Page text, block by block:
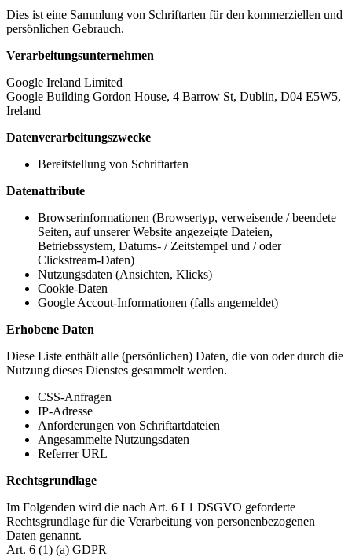
Dies ist eine Sammlung von Schriftarten für den kommerziellen und
persönlichen Gebrauch.
Verarbeitungsunternehmen
Google Ireland Limited
Google Building Gordon House, 4 Barrow St, Dublin, D04 E5W5,
Ireland
Datenverarbeitungszwecke
Bereitstellung von Schriftarten
Datenattribute
Browserinformationen (Browsertyp, verweisende / beendete
Seiten, auf unserer Website angezeigte Dateien,
Betriebssystem, Datums- / Zeitstempel und / oder
Clickstream-Daten)
Nutzungsdaten (Ansichten, Klicks)
Cookie-Daten
Google Accout-Informationen (falls angemeldet)
Erhobene Daten
Diese Liste enthält alle (persönlichen) Daten, die von oder durch die
Nutzung dieses Dienstes gesammelt werden.
CSS-Anfragen
IP-Adresse
Anforderungen von Schriftartdateien
Angesammelte Nutzungsdaten
Referrer URL
Rechtsgrundlage
Im Folgenden wird die nach Art. 6 I 1 DSGVO geforderte
Rechtsgrundlage für die Verarbeitung von personenbezogenen
Daten genannt.
Art. 6 (1) (a) GDPR